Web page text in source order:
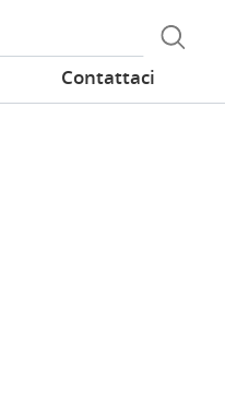
Contattaci